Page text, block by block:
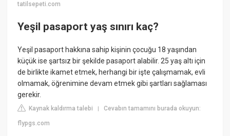
tatilsepeti.com
Yeşil pasaport yaş sınırı kaç?
Yeşil pasaport hakkına sahip kişinin çocuğu 18 yaşından
küçük ise şartsız bir şekilde pasaport alabilir. 25 yaş altı için
de birlikte ikamet etmek, herhangi bir işte çalışmamak, evli
olmamak, öğrenimine devam etmek gibi şartları sağlaması
gerekir.
Kaynak kaldırma talebi |Cevabın tamamını burada okuyun:
flypgs.com